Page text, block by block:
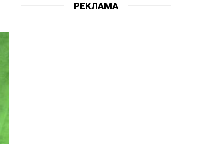
РЕКЛАМА